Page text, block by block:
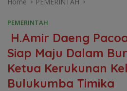
PEMERINTAH
H.Amir Daeng
Siap Maju Dalam
Ketua Kerukunan
Bulukumba Timika